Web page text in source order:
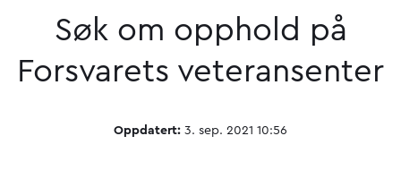
Søk om opphold på
Forsvarets veteransenter
Oppdatert: 3. sep. 2021 10:56